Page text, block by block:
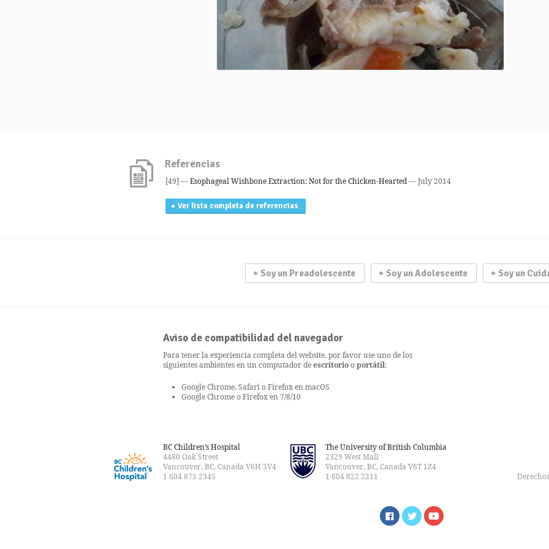
Referencias
[49] —Esophageal Wishbone Extraction: Not for the Chicken-Hearted— July 2014
Ver lista completa de referencias
Soy un Preadolescente Soy un Adolescente Soy un
Aviso de compatibilidad del navegador
Para tener la experiencia completa del website, por favor use uno de los
siguientes ambientes en un computador deescritoriooportátil:
Google Chrome, Safari o Firefox en macOS
Google Chrome o Firefox en 7/8/10
BC Children’s Hospital
4480 Oak Street
Vancouver, BC, Canada V6H 3V4
1 604 875 2345
The University of British Columbia
2329 West Mall
Vancouver, BC, Canada V6T 1Z4
1 604 822 2211